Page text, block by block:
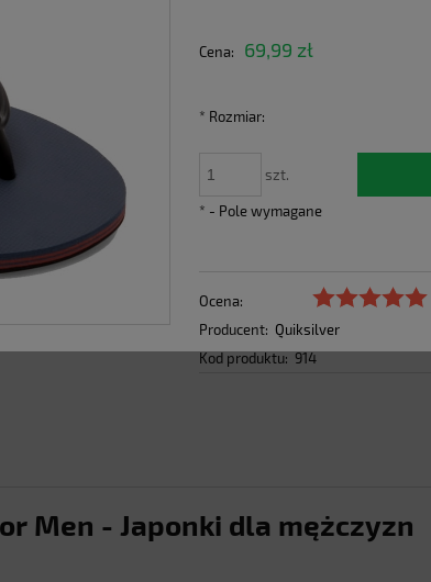
Cena: 69,99 zł
* Rozmiar:
szt.
* - Pole wymagane
Ocena:
Producent: Quiksilver
Kod produktu: 914
Men - Japonki dla mężczyzn